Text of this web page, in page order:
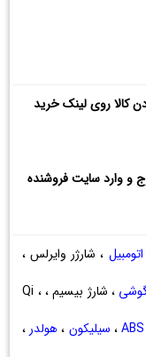
کالا روی لینک خرید
و وارد سایت فروشنده
اتومبیل ، شارژر وایرلس ،
، شارژ بیسیم ، Qi ،
ABS، سیلیکون ،هولدر ،